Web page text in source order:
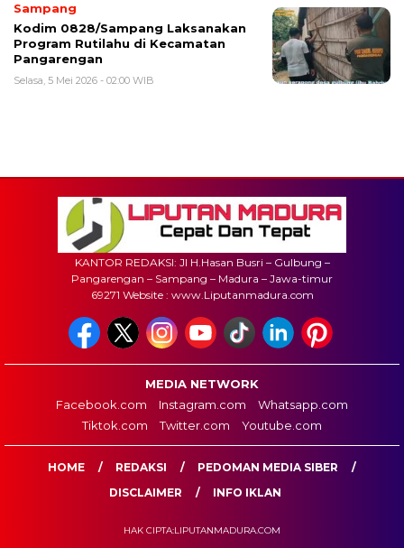
Sampang
Kodim 0828/Sampang Laksanakan
Program Rutilahu di Kecamatan
Pangarengan
Selasa, 5 Mei 2026 - 02:00 WIB
KANTOR REDAKSI: Jl H.Hasan Busri – Gulbung –
Pangarengan – Sampang – Madura – Jawa-timur
69271 Website : www.Liputanmadura.com
MEDIA NETWORK
Facebook.com
Instagram.com
Whatsapp.com
Tiktok.com
Twitter.com Youtube.com
HOME REDAKSI
PEDOMAN MEDIA SIBER
DISCLAIMER
INFO IKLAN
HAK CIPTA:LIPUTANMADURA.COM